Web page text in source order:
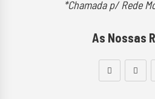
*Chamada p/ Rede
As Nossas